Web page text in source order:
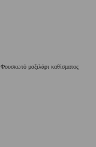
Φουσκωτό μαξιλάρι καθίσματος